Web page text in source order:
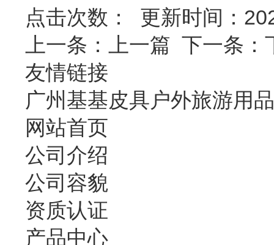
点击次数：
更新时间：
上一条：
上一篇 下一条：
友情链接
广州基基皮具户外旅游用品
网站首页
公司介绍
公司容貌
资质认证
产品中心